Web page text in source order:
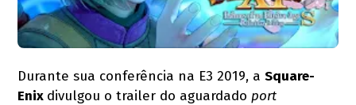
Durante sua conferência na E3 2019, aSquare-
Enix divulgou o trailer do aguardado port